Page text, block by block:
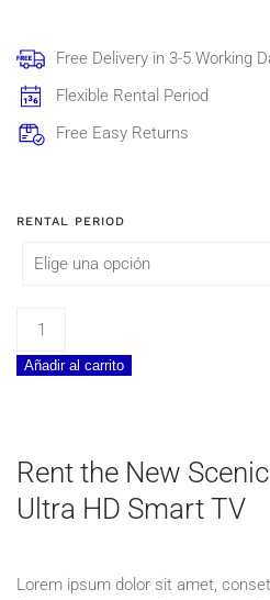
DESDE
HASTA
Free Delivery in 3-5 Working
Flexible Rental Period
Free Easy Returns
RENTAL PERIOD
Scenic
OLED
TV
55"
Añadir al carrito
Rent the New
Ultra HD Smart TV
Lorem ipsum dolor sit amet,